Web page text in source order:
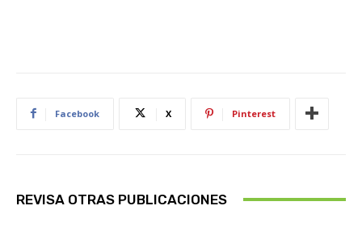
Facebook X Pinterest
REVISA OTRAS PUBLICACIONES